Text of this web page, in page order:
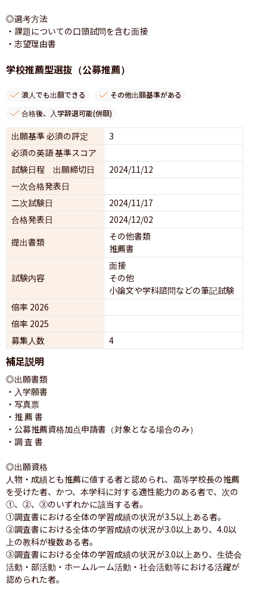
◎選考方法
・課題についての口頭試問を含む面接
・志望理由書
学校推薦型選抜（公募推薦）
浪人でも出願できる
その他出願基準がある
合格後、入学辞退可能(併願)
出願基準 必須の評定
3
必須の英語 基準スコア
試験日程 出願締切日
2024/11/12
一次合格発表日
二次試験日
2024/11/17
合格発表日
2024/12/02
提出書類
その他書類
推薦書
試験内容
面接
その他
小論文や学科諮問などの筆記試験
倍率 2026
倍率 2025
募集人数
4
補足説明
◎出願書類
・入学願書
・写真票
・推 薦 書
・公募推薦資格加点申請書（対象となる場合のみ）
・調 査 書
◎出願資格
人物・成績とも推薦に値する者と認められ、高等学校長の推薦
を受けた者、かつ、本学科に対する適性能力のある者で、次の
①、②、③のいずれかに該当する者。
①調査書における全体の学習成績の状況が3.5以上ある者。
②調査書における全体の学習成績の状況が3.0以上あり、4.0以
上の教科が複数ある者。
③調査書における全体の学習成績の状況が3.0以上あり、生徒会
活動・部活動・ホームルーム活動・社会活動等における活躍が
認められた者。